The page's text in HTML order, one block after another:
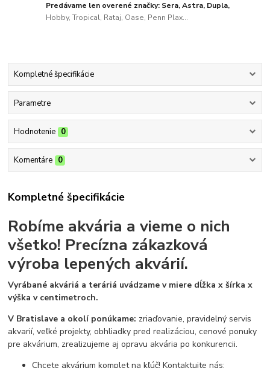
Predávame len overené značky: Sera, Astra, Dupla,
Hobby, Tropical, Rataj, Oase, Penn Plax...
Kompletné špecifikácie
Parametre
Hodnotenie 0
Komentáre 0
Kompletné špecifikácie
Robíme akvária a vieme o nich
všetko! Precízna zákazková
výroba lepených akvárií.
Vyrábané akváriá a teráriá uvádzame v miere dĺžka x šírka x
výška v centimetroch.
V Bratislave a okolí ponúkame: zriaďovanie, pravidelný servis
akvarií, veľké projekty, obhliadky pred realizáciou, cenové ponuky
pre akvárium, zrealizujeme aj opravu akvária po konkurencii.
Chcete akvárium komplet na kľúč! Kontaktujte nás: